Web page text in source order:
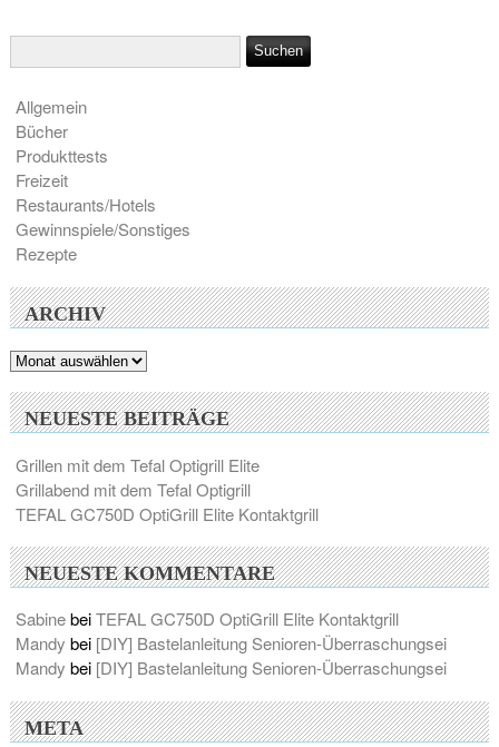
Allgemein
Bücher
Produkttests
Freizeit
Restaurants/Hotels
Gewinnspiele/Sonstiges
Rezepte
ARCHIV
Archiv
NEUESTE BEITRÄGE
Grillen mit dem Tefal Optigrill Elite
Grillabend mit dem Tefal Optigrill
TEFAL GC750D OptiGrill Elite Kontaktgrill
NEUESTE KOMMENTARE
SabinebeiTEFAL GC750D OptiGrill Elite Kontaktgrill
Mandy bei [DIY] Bastelanleitung Senioren-Überraschungsei
Mandy bei [DIY] Bastelanleitung Senioren-Überraschungsei
META